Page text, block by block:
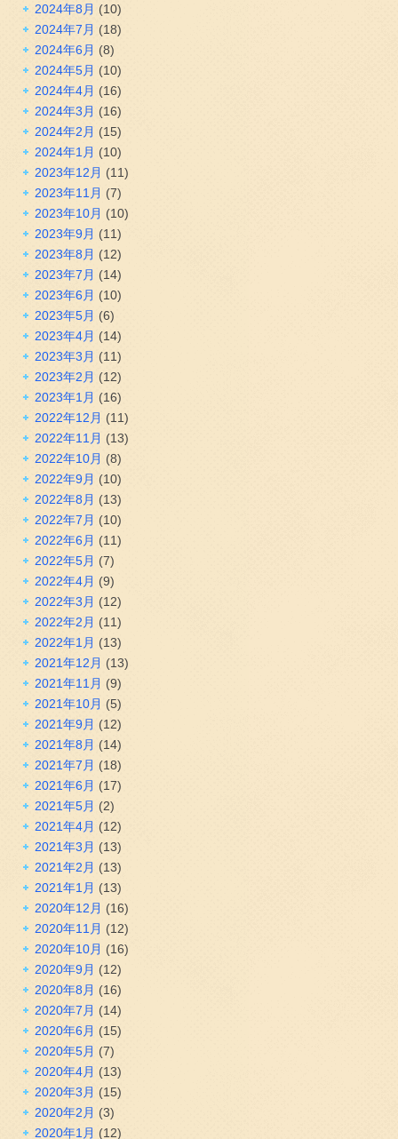
2024年8月 (10)
2024年7月 (18)
2024年6月 (8)
2024年5月 (10)
2024年4月 (16)
2024年3月 (16)
2024年2月 (15)
2024年1月 (10)
2023年12月 (11)
2023年11月 (7)
2023年10月 (10)
2023年9月 (11)
2023年8月 (12)
2023年7月 (14)
2023年6月 (10)
2023年5月 (6)
2023年4月 (14)
2023年3月 (11)
2023年2月 (12)
2023年1月 (16)
2022年12月 (11)
2022年11月 (13)
2022年10月 (8)
2022年9月 (10)
2022年8月 (13)
2022年7月 (10)
2022年6月 (11)
2022年5月 (7)
2022年4月 (9)
2022年3月 (12)
2022年2月 (11)
2022年1月 (13)
2021年12月 (13)
2021年11月 (9)
2021年10月 (5)
2021年9月 (12)
2021年8月 (14)
2021年7月 (18)
2021年6月 (17)
2021年5月 (2)
2021年4月 (12)
2021年3月 (13)
2021年2月 (13)
2021年1月 (13)
2020年12月 (16)
2020年11月 (12)
2020年10月 (16)
2020年9月 (12)
2020年8月 (16)
2020年7月 (14)
2020年6月 (15)
2020年5月 (7)
2020年4月 (13)
2020年3月 (15)
2020年2月 (3)
2020年1月 (12)